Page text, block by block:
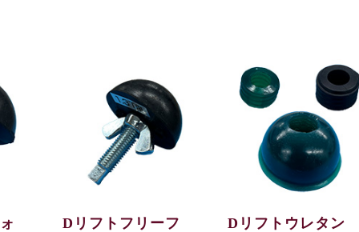
Dリフトフリーフ
Dリフトウレタン